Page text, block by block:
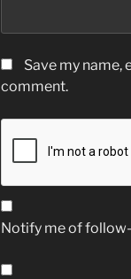
Save my name,
comment.
Notify me of